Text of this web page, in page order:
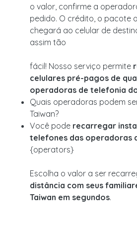
o valor, confirme a
pedido. O crédito, o pacote
chegará ao celular de
assim tão
fácil! Nosso serviço permite
celulares pré-pagos de
operadoras de telefonia
Quais operadoras podem
Taiwan?
Você pode recarregar
telefones das operadoras
{operators}
Escolha o valor a ser
distância com seus
Taiwan em segundos.